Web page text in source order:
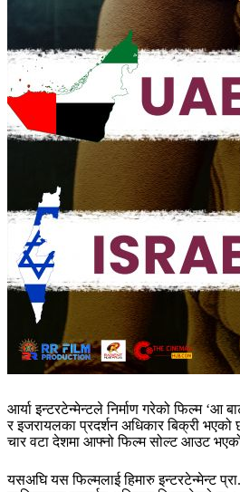
आर्या इन्टरटेन्मेन्टले निर्माण गरेको फिल्म ‘आ
र इजरायलका प्रदर्शन अधिकार बिक्री भएको छ
चार वटा देशमा आफ्नो फिल्म सोल्ट आउट
यसअघि यस फिल्मलाई हिमारु इन्टरटेन्मेन्ट